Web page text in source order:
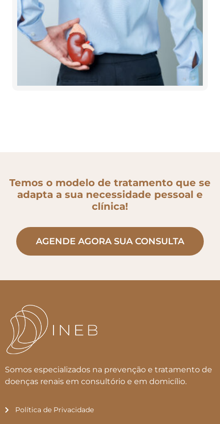
Temos o modelo de tratamento que se
adapta a sua necessidade pessoal e
clínica!
AGENDE AGORA SUA CONSULTA
Somos especializados na prevenção e tratamento de
doenças renais em consultório e em domicílio.
Política de Privacidade